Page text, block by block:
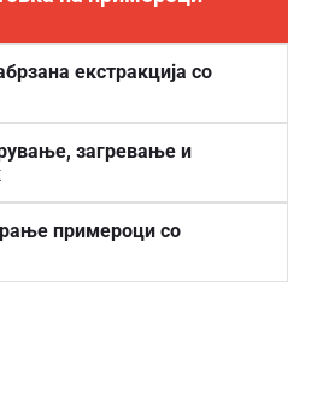
екстракција со
загревање и
примероци со